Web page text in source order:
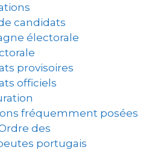
candidats
électorale
provisoires
officiels
fréquemment posées
des
portugais